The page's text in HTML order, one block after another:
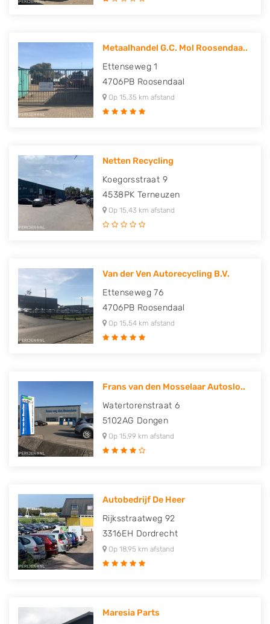
Metaalhandel G.C. Mol Roosendaa..
Ettenseweg 1
4706PB Roosendaal
Op 15,35 km afstand
Netten Recycling
Koegorsstraat 9
4538PK Terneuzen
Op 15,43 km afstand
Van der Ven Autorecycling B.V.
Ettenseweg 76
4706PB Roosendaal
Op 15,54 km afstand
Frans van den Mosselaar Autoslo..
Watertorenstraat 6
5102AG Dongen
Op 15,99 km afstand
Autobedrijf De Heer
Rijksstraatweg 92
3316EH Dordrecht
Op 18,95 km afstand
Maresia Parts